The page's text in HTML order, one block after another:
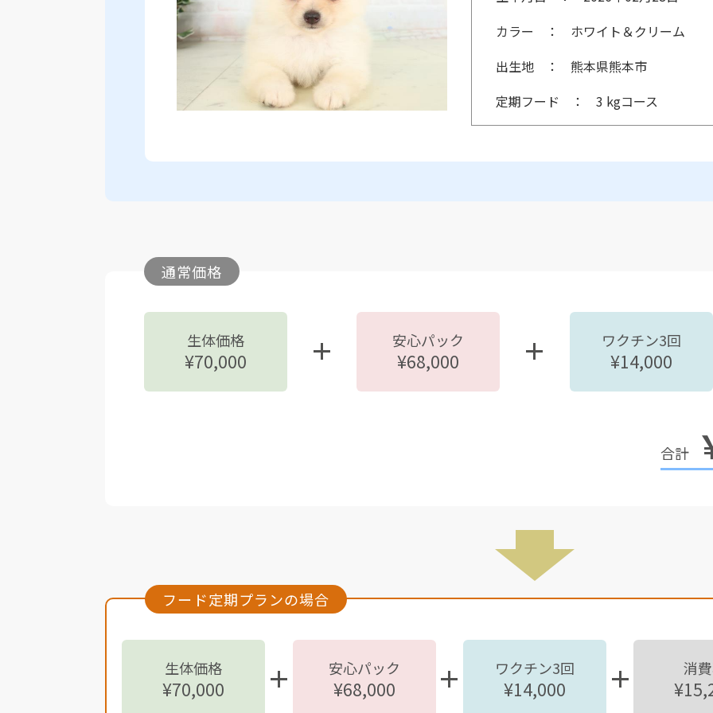
カラー
ホワイト＆クリーム
出生地
熊本県熊本市
定期フード
3 kgコース
通常価格
生体価格
¥70,000
安心パック
¥68,000
ワクチン3回
¥14,000
フード定期プランの場合
生体価格
¥70,000
安心パック
¥68,000
ワクチン3回
¥14,000
消